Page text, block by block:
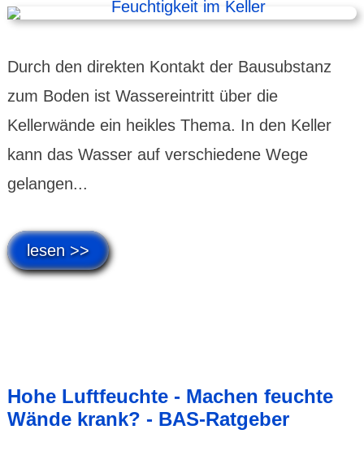
Durch den direkten Kontakt der Bausubstanz
zum Boden ist Wassereintritt über die
Kellerwände ein heikles Thema. In den Keller
kann das Wasser auf verschiedene Wege
gelangen...
lesen >>
Hohe Luftfeuchte - Machen feuchte
Wände krank? - BAS-Ratgeber